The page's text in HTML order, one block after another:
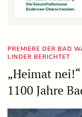
PREMIERE DER BAD
LINDER BERICHTET
„Heimat
1100 Jahre